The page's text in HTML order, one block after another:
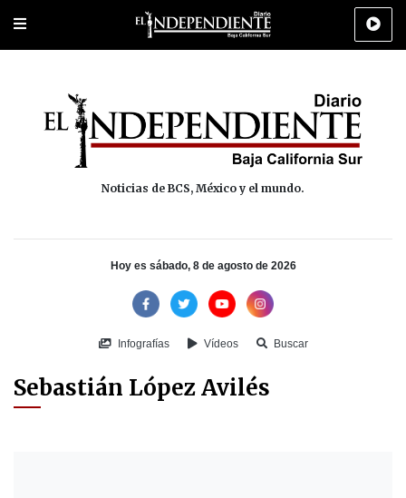
Portada Los Cabos Policiaca Deportes Cultura
Noticias de BCS, México y el mundo.
Hoy es sábado, 8 de agosto de 2026
Infografías Vídeos Buscar
Sebastián López Avilés